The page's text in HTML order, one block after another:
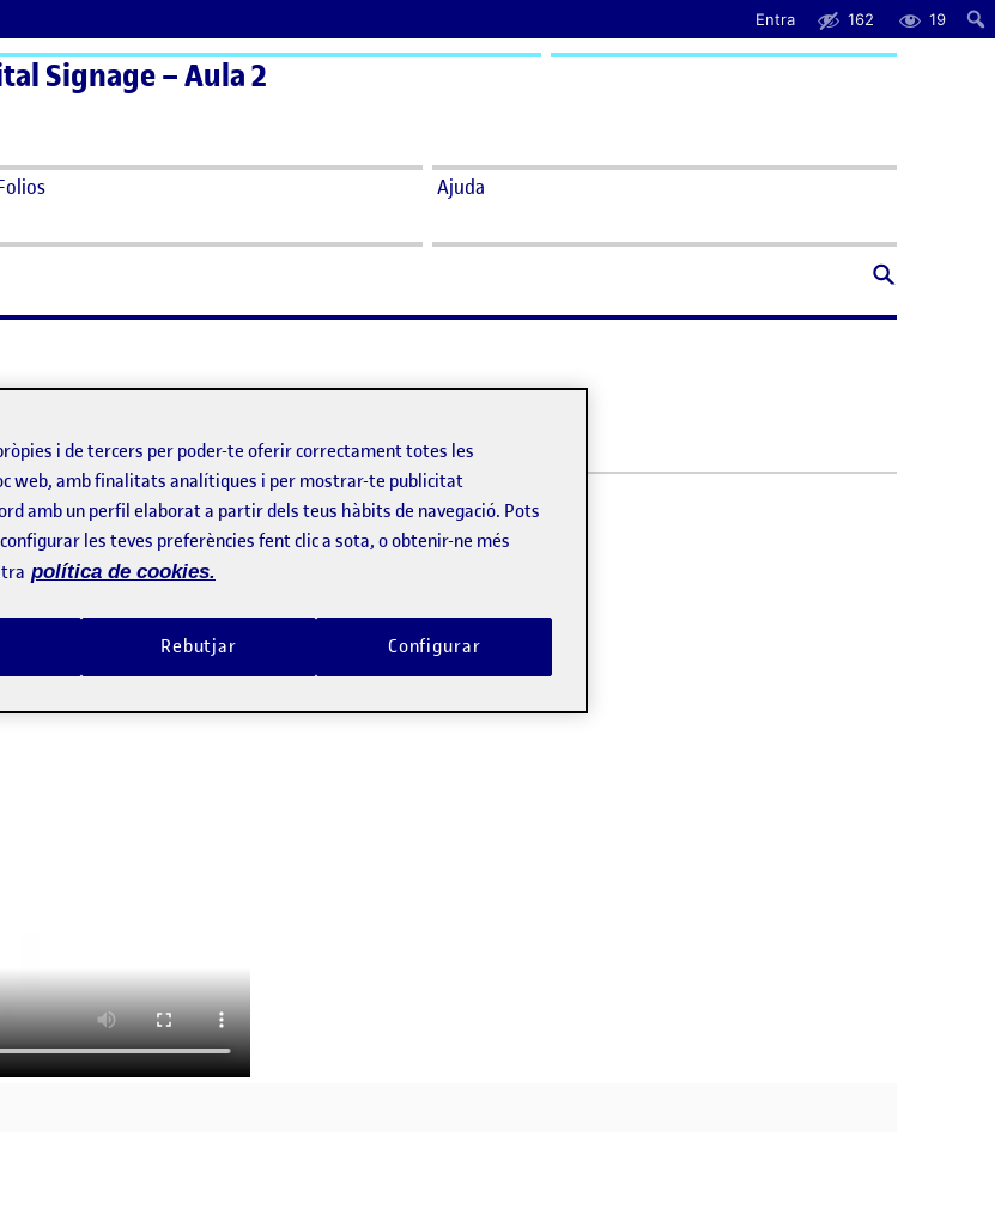
Entra 162 19
Signage – Aula 2
Ajuda
i de tercers per poder-te oferir correctament totes les
web, amb finalitats analítiques i per mostrar-te publicitat
amb un perfil elaborat a partir dels teus hàbits de navegació. Pots
les teves preferències fent clic a sota, o obtenir-ne més
política de cookies.
Rebutjar Configurar